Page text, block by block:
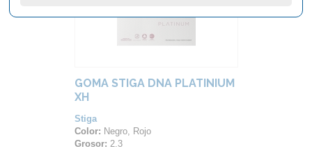
GOMA STIGA DNA PLATINIUM
XH
Stiga
Color: Negro, Rojo
Grosor: 2.3